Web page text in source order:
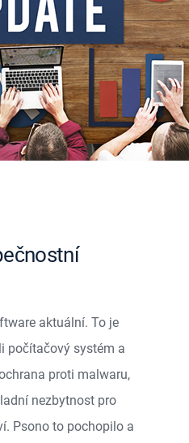
aktuální. To je
počítačový systém a
proti malwaru,
nezbytnost pro
Psono to pochopilo a